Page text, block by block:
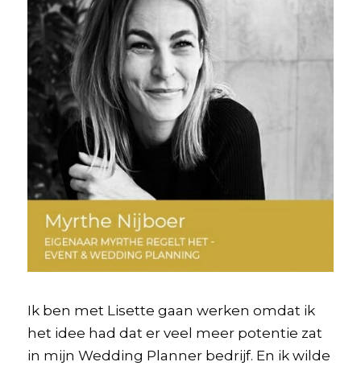
Ik ben met Lisette gaan werken omdat ik
het idee had dat er veel meer potentie zat
in mijn Wedding Planner bedrijf. En ik wilde